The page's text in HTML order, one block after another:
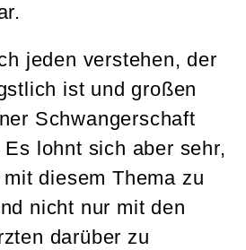
jeden verstehen, der
ist und großen
Schwangerschaft
lohnt sich aber sehr,
diesem Thema zu
nicht nur mit den
darüber zu